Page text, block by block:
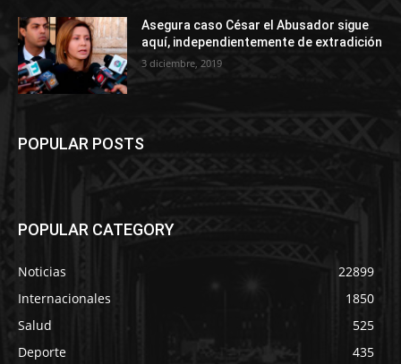
Asegura caso César el Abusador sigue
aquí, independientemente de extradición
3 diciembre, 2019
POPULAR POSTS
POPULAR CATEGORY
Noticias
22899
Internacionales
1850
Salud
525
Deporte
435